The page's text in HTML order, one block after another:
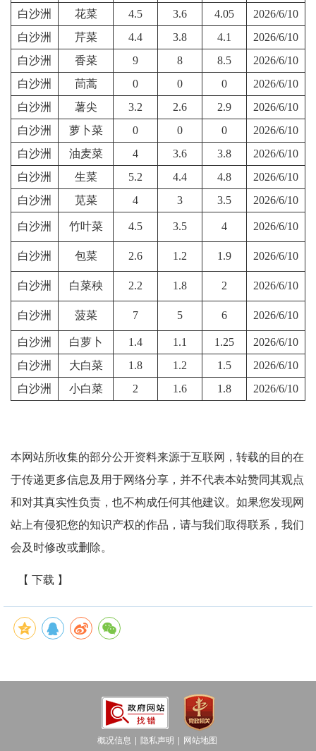
白沙洲
花菜 4.5 3.6 4.05
2026/6/10
白沙洲
芹菜 4.4 3.8 4.1
2026/6/10
白沙洲
香菜 9 8 8.5
2026/6/10
白沙洲
茼蒿 0 0 0
2026/6/10
白沙洲
薯尖 3.2 2.6 2.9
2026/6/10
白沙洲
萝卜菜 0 0 0
2026/6/10
白沙洲
油麦菜 4 3.6 3.8
2026/6/10
白沙洲
生菜 5.2 4.4 4.8
2026/6/10
白沙洲
苋菜 4 3 3.5 2026/6/10
白沙洲 竹叶菜 4.5 3.5 4 2026/6/10
白沙洲 包菜 2.6 1.2 1.9 2026/6/10
白沙洲 白菜秧 2.2 1.8 2 2026/6/10
白沙洲 菠菜 7 5 6 2026/6/10
白沙洲 白萝卜 1.4 1.1 1.25
2026/6/10
白沙洲
大白菜 1.8 1.2 1.5
2026/6/10
白沙洲
小白菜 2 1.6 1.8 2026/6/10
本网站所收集的部分公开资料来源于互联网，转载的目的在
于传递更多信息及用于网络分享，并不代表本站赞同其观点
和对其真实性负责，也不构成任何其他建议。如果您发现网
站上有侵犯您的知识产权的作品，请与我们取得联系，我们
会及时修改或删除。
【 下载 】
概况信息 隐私声明 网站地图